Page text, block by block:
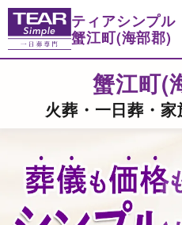
ティアシンプル
蟹江町(海部郡)
蟹江町(
火葬・一日葬・